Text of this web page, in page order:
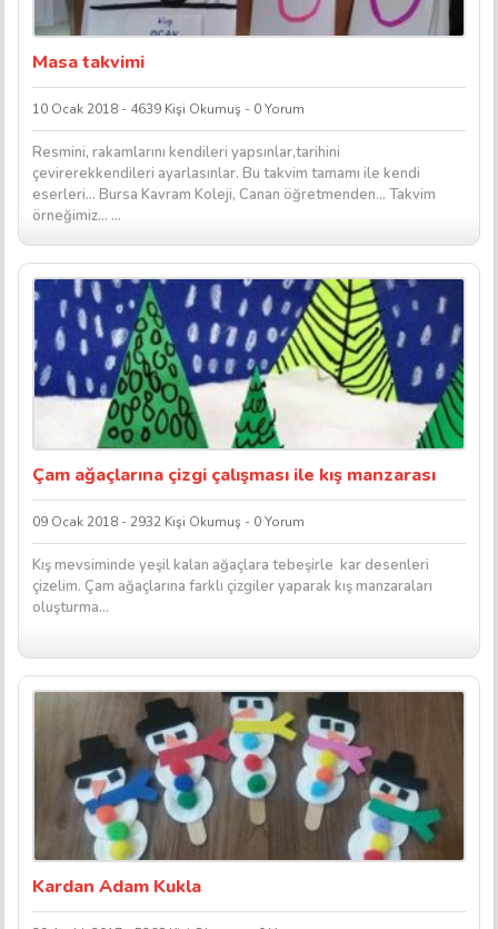
Masa takvimi
10 Ocak 2018 - 4639 Kişi Okumuş - 0 Yorum
Resmini, rakamlarını kendileri yapsınlar,tarihini
çevirerekkendileri ayarlasınlar. Bu takvim tamamı ile kendi
eserleri… Bursa Kavram Koleji, Canan öğretmenden… Takvim
örneğimiz… ...
Çam ağaçlarına çizgi çalışması ile kış manzarası
09 Ocak 2018 - 2932 Kişi Okumuş - 0 Yorum
Kış mevsiminde yeşil kalan ağaçlara tebeşirle kar desenleri
çizelim. Çam ağaçlarına farklı çizgiler yaparak kış manzaraları
oluşturma…
Kardan Adam Kukla